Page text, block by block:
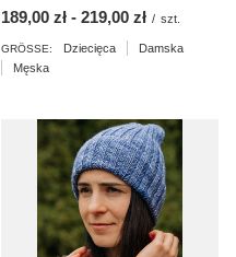
ab
189,00 zł - bis
219,00 zł / szt.
GRÖSSE: Dziecięca
Damska
Męska